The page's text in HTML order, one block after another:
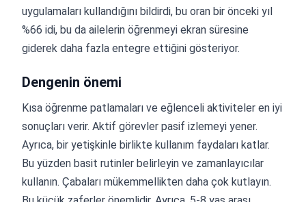
uygulamaları kullandığını bildirdi, bu oran bir önceki yıl
%66 idi, bu da ailelerin öğrenmeyi ekran süresine
giderek daha fazla entegre ettiğini gösteriyor.
Dengenin önemi
Kısa öğrenme patlamaları ve eğlenceli aktiviteler en iyi
sonuçları verir. Aktif görevler pasif izlemeyi yener.
Ayrıca, bir yetişkinle birlikte kullanım faydaları katlar.
Bu yüzden basit rutinler belirleyin ve zamanlayıcılar
kullanın. Çabaları mükemmellikten daha çok kutlayın.